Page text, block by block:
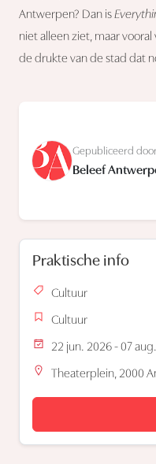
Antwerpen? Dan is
niet alleen ziet, maar
de drukte van de stad dat
Gepubliceerd door
Beleef
Praktische info
Cultuur
Cultuur
22 jun. 2026 - 07
Theaterplein, 2000